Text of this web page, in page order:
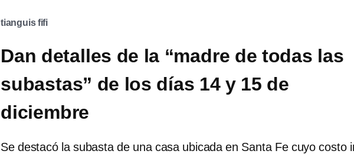
tianguis fifi
Dan detalles de la “madre de todas las
subastas” de los días 14 y 15 de
diciembre
Se destacó la subasta de una casa ubicada en Santa Fe cuyo costo